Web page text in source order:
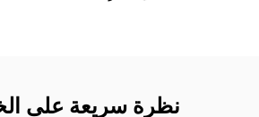
نظرة سريعة على